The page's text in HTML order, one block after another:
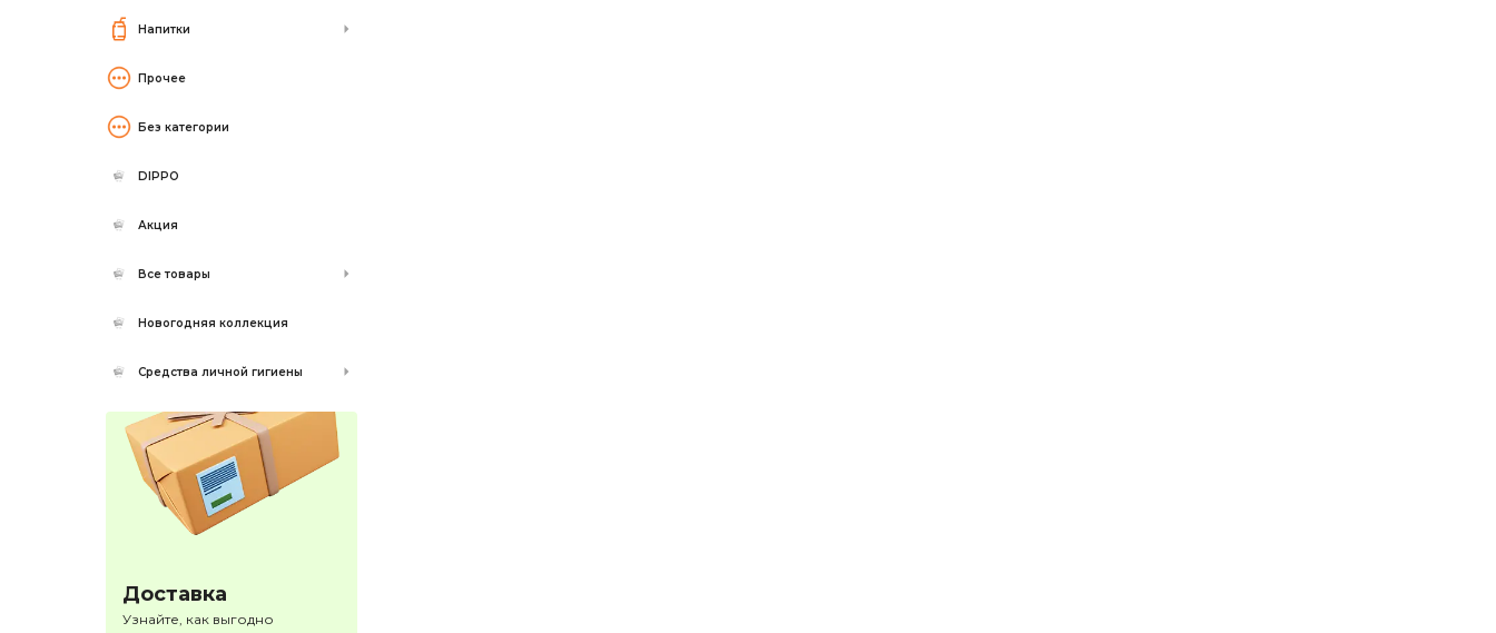
Напитки
Прочее
Без категории
DIPPO
Акция
Все товары
Новогодняя коллекция
Средства личной гигиены
Доставка
Узнайте, как выгодно